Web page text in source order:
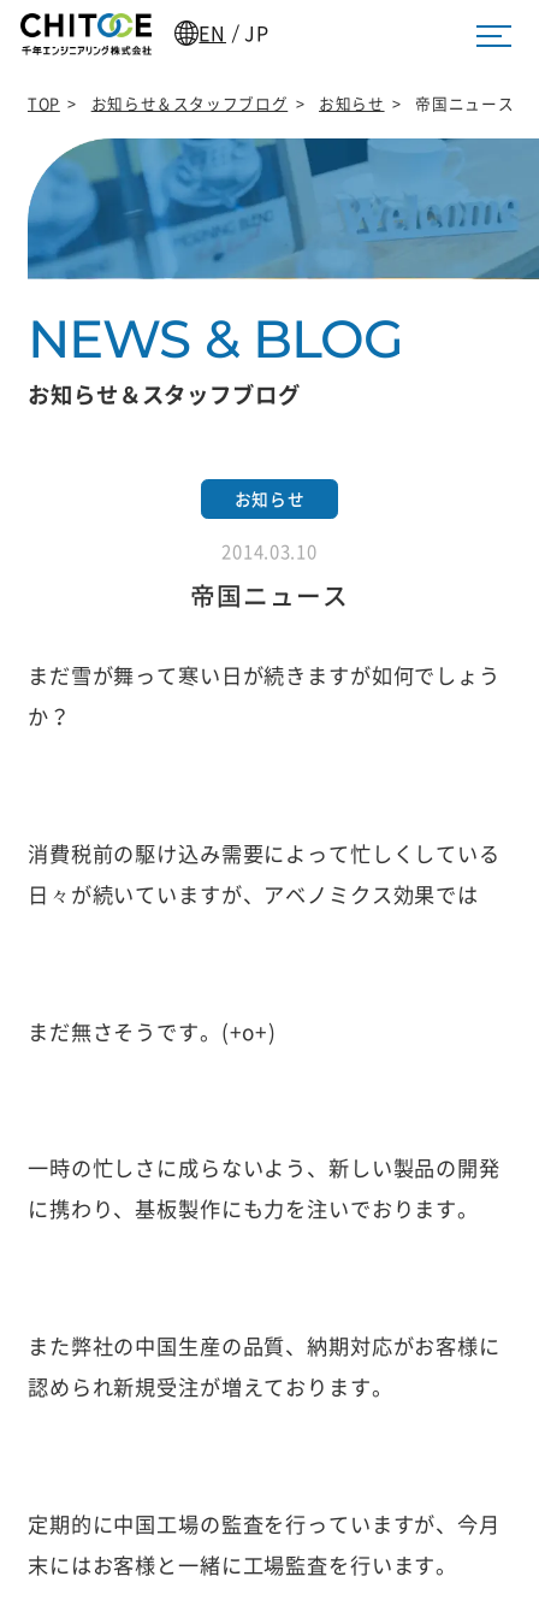
EN /JP
TOP > お知らせ＆スタッフブログ > お知らせ > 帝国ニュース
お知らせ＆スタッフブログ
お知らせ
2014.03.10
帝国ニュース
まだ雪が舞って寒い日が続きますが如何でしょう
か？
消費税前の駆け込み需要によって忙しくしている
日々が続いていますが、アベノミクス効果では
まだ無さそうです。(+o+)
一時の忙しさに成らないよう、新しい製品の開発
に携わり、基板製作にも力を注いでおります。
また弊社の中国生産の品質、納期対応がお客様に
認められ新規受注が増えております。
定期的に中国工場の監査を行っていますが、今月
末にはお客様と一緒に工場監査を行います。